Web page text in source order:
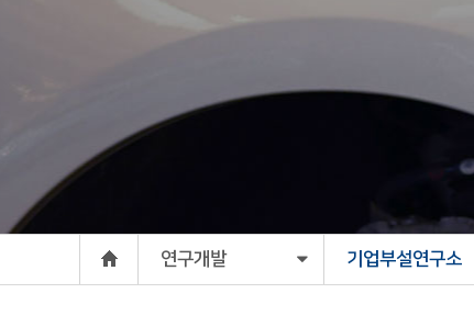
연구개발 기업부설연구소